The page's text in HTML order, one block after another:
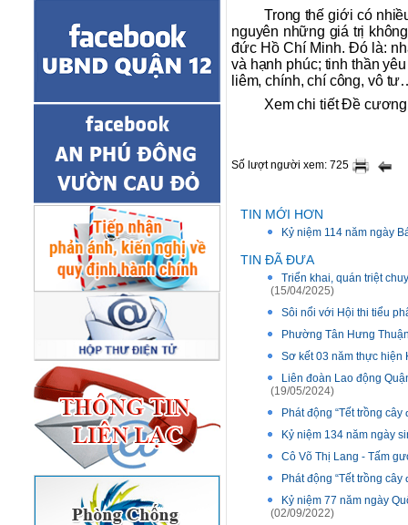
Trong thế giới có
nguyên những giá trị
đức Hồ Chí Minh. Đó là:
và hạnh phúc; tinh thần
liêm, chính, chí công, vô
Xem chi tiết Đề
Số lượt người xem: 725
TIN MỚI HƠN
Kỷ niệm 114 năm ngày
TIN ĐÃ ĐƯA
Triển khai, quán triệt
(15/04/2025)
Sôi nổi với Hội thi tiểu
Phường Tân Hưng
Sơ kết 03 năm thực hiện
Liên đoàn Lao động
(19/05/2024)
Phát động “Tết trồng
Kỷ niệm 134 năm ngày
Cô Võ Thị Lang - Tấm
Phát động “Tết trồng
Kỷ niệm 77 năm ngày
(02/09/2022)